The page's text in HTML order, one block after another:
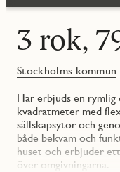
3 rok,
Stockholms kommun
Här erbjuds en
kvadratmeter med
sällskapsytor och
både bekväm och
huset och erbjuder
över omgivningarna.